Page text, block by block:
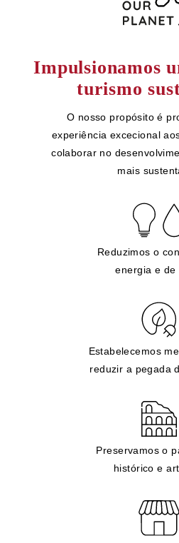
Impulsionamos
turismo
O nosso propósito é
experiência excecional
colaborar no
mais
Reduzimos o
energia e de
Estabelecemos
reduzir a pegada
Preservamos o
histórico e